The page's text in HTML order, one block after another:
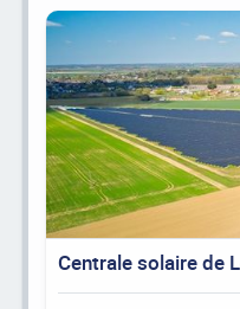
Centrale solaire de